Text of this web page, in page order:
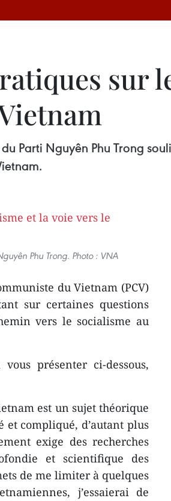
sur
Parti Nguyên Phu Trong
Phu Trong. Photo : VNA
du Vietnam (PCV)
sur certaines questions
vers le socialisme au
présenter ci-dessous,
est un sujet théorique
compliqué, d’autant plus
exige des recherches
et scientifique des
de me limiter à quelques
j’essaierai de